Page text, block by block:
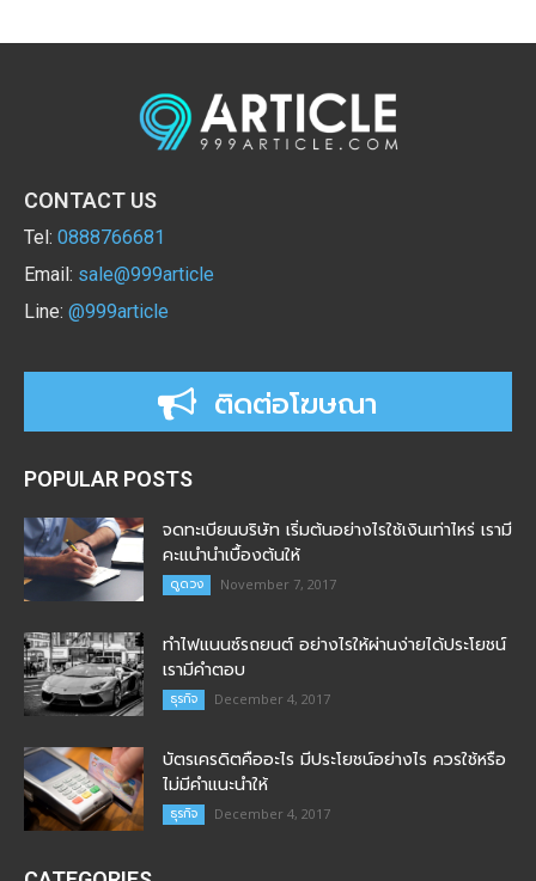
CONTACT US
Tel: 0888766681
Email: sale@999article
Line: @999article
ติดต่อโฆษณา
POPULAR POSTS
จดทะเบียนบริษัท เริ่มต้นอย่างไรใช้เงินเท่าไหร่ เรามี
คะแนำนำเบื้องต้นให้
ดูดวง November 7, 2017
ทำไฟแนนซ์รถยนต์ อย่างไรให้ผ่านง่ายได้ประโยชน์
เรามีคำตอบ
ธุรกิจ December 4, 2017
บัตรเครดิตคืออะไร มีประโยชน์อย่างไร ควรใช้หรือ
ไม่มีคำแนะนำให้
ธุรกิจ December 4, 2017